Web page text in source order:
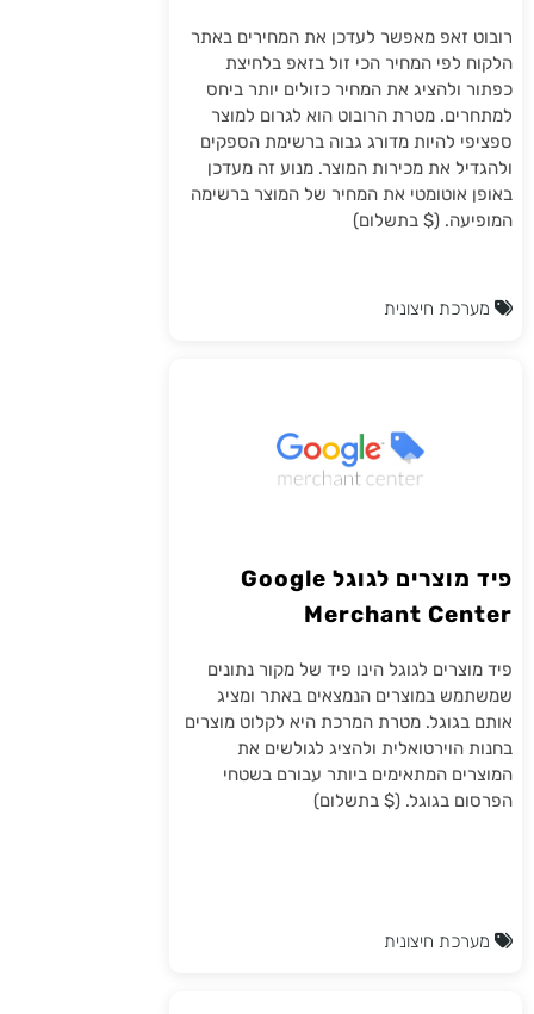
רובוט זאפ מאפשר לעדכן את המחירים באתר
הלקוח לפי המחיר הכי זול בזאפ בלחיצת
כפתור ולהציג את המחיר כזולים יותר ביחס
למתחרים. מטרת הרובוט הוא לגרום למוצר
ספציפי להיות מדורג גבוה ברשימת הספקים
ולהגדיל את מכירות המוצר. מנוע זה מעדכן
באופן אוטומטי את המחיר של המוצר ברשימה
המופיעה. ($ בתשלום)
מערכת חיצונית
פיד מוצרים לגוגל Google
Merchant Center
פיד מוצרים לגוגל הינו פיד של מקור נתונים
שמשתמש במוצרים הנמצאים באתר ומציג
אותם בגוגל. מטרת המרכת היא לקלוט מוצרים
בחנות הוירטואלית ולהציג לגולשים את
המוצרים המתאימים ביותר עבורם בשטחי
הפרסום בגוגל. ($ בתשלום)
מערכת חיצונית